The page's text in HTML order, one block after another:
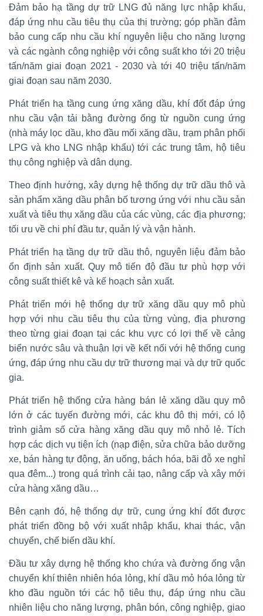
Đảm bảo hạ tầng dự trữ LNG đủ năng lực nhập khẩu,
đáp ứng nhu cầu tiêu thụ của thị trường; góp phần đảm
bảo cung cấp nhu cầu khí nguyên liệu cho năng lượng
và các ngành công nghiệp với công suất kho tới 20 triệu
tấn/năm giai đoạn 2021 - 2030 và tới 40 triệu tấn/năm
giai đoạn sau năm 2030.
Phát triển hạ tầng cung ứng xăng dầu, khí đốt đáp ứng
nhu cầu vận tải bằng đường ống từ nguồn cung ứng
(nhà máy lọc dầu, kho đầu mối xăng dầu, trạm phân phối
LPG và kho LNG nhập khẩu) tới các trung tâm, hộ tiêu
thụ công nghiệp và dân dụng.
Theo định hướng, xây dựng hệ thống dự trữ dầu thô và
sản phẩm xăng dầu phân bố tương ứng với nhu cầu sản
xuất và tiêu thụ xăng dầu của các vùng, các địa phương;
tối ưu về chi phí đầu tư, quản lý và vận hành.
Phát triển hạ tầng dự trữ dầu thô, nguyên liệu đảm bảo
ổn định sản xuất. Quy mô tiến độ đầu tư phù hợp với
công suất thiết kê và kế hoạch sản xuất.
Phát triển mới hệ thống dự trữ xăng dầu quy mô phù
hợp với nhu cầu tiêu thụ của từng vùng, địa phương
theo từng giai đoạn tại các khu vực có lợi thế về cảng
biển nước sâu và thuận lợi về kết nối với hệ thống cung
ứng, đáp ứng nhu cầu dự trữ thương mại và dự trữ quốc
gia.
Phát triển hệ thống cửa hàng bán lẻ xăng dầu quy mô
lớn ở các tuyến đường mới, các khu đô thị mới, có lộ
trình giảm số cửa hàng xăng dầu quy mô nhỏ lẻ. Tích
hợp các dịch vụ tiện ích (nạp điện, sửa chữa bảo dưỡng
xe, bán hàng tự động, ăn uống, bách hóa, bãi đỗ xe nghỉ
qua đêm...) trong quá trình cải tạo, nâng cấp và xây mới
cửa hàng xăng dầu…
Bên cạnh đó, hệ thống dự trữ, cung ứng khí đốt được
phát triển đồng bộ với xuất nhập khẩu, khai thác, vận
chuyển, chế biến dầu khí.
Đầu tư xây dựng hệ thống kho chứa và đường ống vận
chuyển khí thiên nhiên hóa lỏng, khí dầu mỏ hóa lỏng từ
kho đầu nguồn tới các hộ tiêu thụ, đáp ứng nhu cầu
nhiên liệu cho năng lượng, phân bón, công nghiệp, giao